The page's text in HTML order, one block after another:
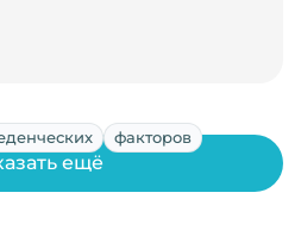
факторов
ещё